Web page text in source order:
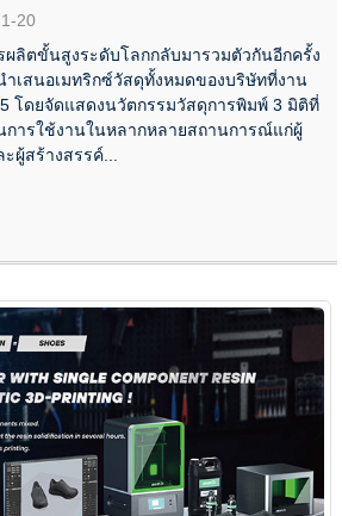
20
ลิตขั้นสูงระดับโลกกลับมารวมตัวกันอีกครั้ง
ำเสนอเมทริกซ์วัสดุทั้งหมดของบริษัทที่งาน
โดยจัดแสดงนวัตกรรมวัสดุการพิมพ์ 3 มิติที่
การใช้งานในหลากหลายสถานการณ์แก่ผู้
ผู้สร้างสรรค์...